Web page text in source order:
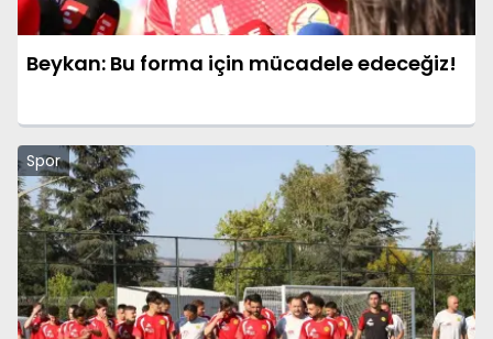
Beykan: Bu forma için mücadele edeceğiz!
Spor